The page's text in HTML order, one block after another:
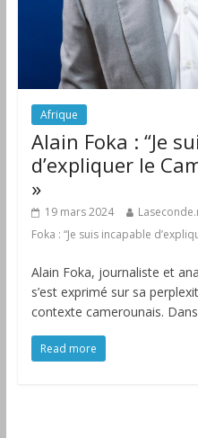
Afrique
Alain Foka : “Je
d’expliquer le
»
19 mars 2024
Foka : “Je suis incapable
Alain Foka, journaliste et
s’est exprimé sur sa
contexte camerounais. Dans
Read more